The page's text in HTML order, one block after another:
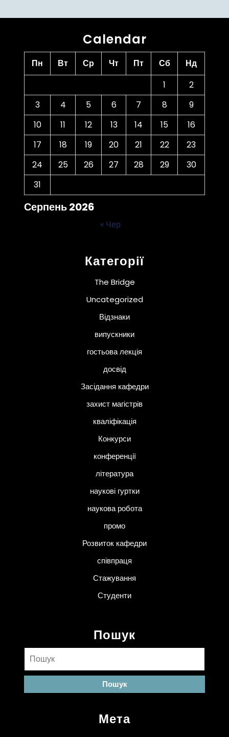
Calendar
Серпень 2026
Пн Вт Ср Чт Пт Сб
Нд
1
2
3
4 5 6 7 8
9
10
11 12 13 14 15
16
17
18 19 20 21 22
23
24
25 26 27 28 29
30
31
« Чер
Категорії
The Bridge
Uncategorized
Відзнаки
випускники
гостьова лекція
досвід
Засідання кафедри
захист магістрів
кваліфікація
Конкурси
конференції
література
наукові гуртки
наукова робота
промо
Розвиток кафедри
співпраця
Стажування
Студенти
Пошук
Мета